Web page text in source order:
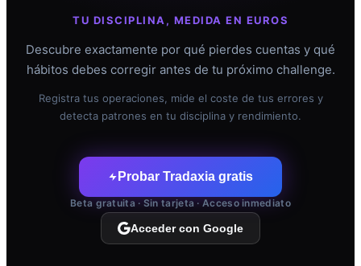
TU DISCIPLINA, MEDIDA EN EUROS
Descubre exactamente por qué pierdes cuentas y qué
hábitos debes corregir antes de tu próximo challenge.
Registra tus operaciones, mide el coste de tus errores y
detecta patrones en tu disciplina y rendimiento.
Probar Tradaxia gratis
Beta gratuita · Sin tarjeta · Acceso inmediato
Acceder con Google